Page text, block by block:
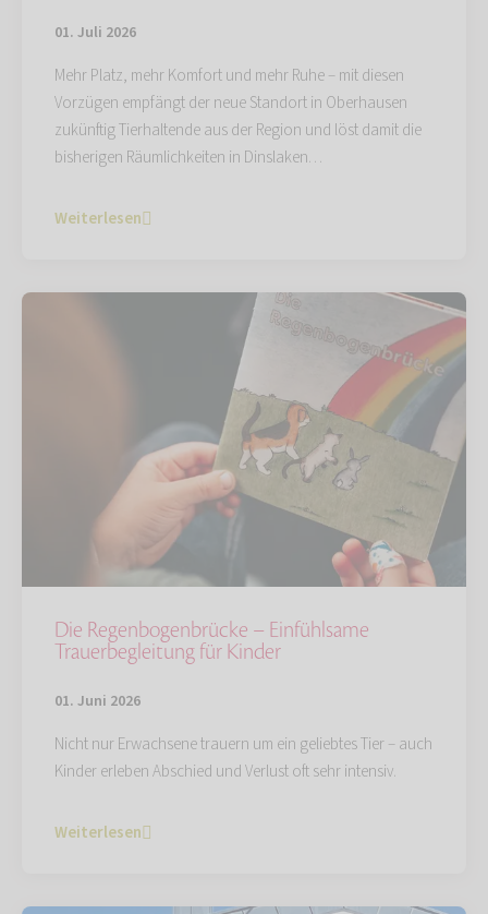
01. Juli 2026
Mehr Platz, mehr Komfort und mehr Ruhe – mit diesen
Vorzügen empfängt der neue Standort in Oberhausen
zukünftig Tierhaltende aus der Region und löst damit die
bisherigen Räumlichkeiten in Dinslaken…
Weiterlesen
Die Regenbogenbrücke – Einfühlsame
Trauerbegleitung für Kinder
01. Juni 2026
Nicht nur Erwachsene trauern um ein geliebtes Tier – auch
Kinder erleben Abschied und Verlust oft sehr intensiv.
Weiterlesen